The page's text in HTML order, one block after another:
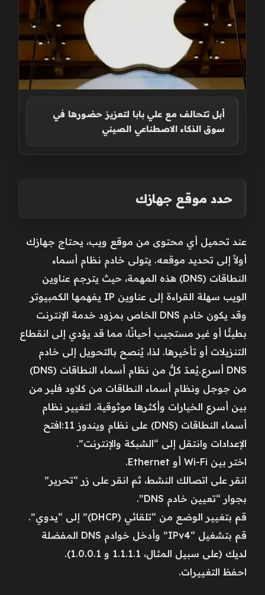
أبل تتحالف مع علي بابا لتعزيز حضورها في
سوق الذكاء الاصطناعي الصيني
حدد موقع جهازك
عند تحميل أي محتوى من موقع ويب، يحتاج جهازك
أولاً إلى تحديد موقعه. يتولى خادم نظام أسماء
النطاقات (DNS) هذه المهمة، حيث يترجم عناوين
الويب سهلة القراءة إلى عناوين IP يفهمها الكمبيوتر
وقد يكون خادم DNS الخاص بمزود خدمة الإنترنت
بطيئًا أو غير مستجيب أحيانًا، مما قد يؤدي إلى انقطاع
التنزيلات أو تأخيرها. لذا، يُنصح بالتحويل إلى خادم
DNS أسرع.يُعدّ كلٌّ من نظام أسماء النطاقات (DNS)
من جوجل ونظام أسماء النطاقات من كلاود فلير من
بين أسرع الخيارات وأكثرها موثوقية. لتغيير نظام
أسماء النطاقات (DNS) على نظام ويندوز 11:افتح
الإعدادات وانتقل إلى “الشبكة والإنترنت”.
اختر بين Wi-Fi أو Ethernet.
انقر على اتصالك النشط، ثم انقر على زر “تحرير”
بجوار “تعيين خادم DNS”.
قم بتغيير الوضع من “تلقائي (DHCP)” إلى “يدوي”.
قم بتشغيل “IPv4” وأدخل خوادم DNS المفضلة
لديك (على سبيل المثال، 1.1.1.1 و 1.0.0.1).
احفظ التغييرات.